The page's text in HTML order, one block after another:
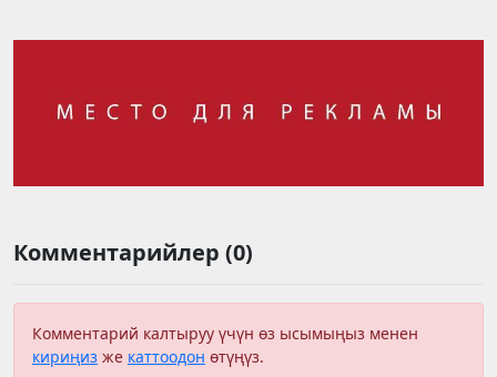
Комментарийлер (0)
Комментарий калтыруу үчүн өз ысымыңыз менен
кириңиз же каттоодон өтүңүз.